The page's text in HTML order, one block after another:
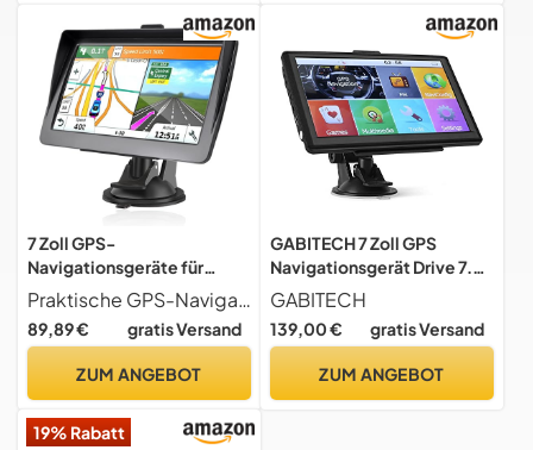
Sprachführung
Sprachsteuerung, GPS
Navigation
7 Zoll GPS-
Navigationsgeräte für
Auto/LKW/Camper 2025​​
mit Europa-Karte –
Sprachführung, POI &
Lebenslange Kostenlose
Praktische GPS-Navigation Intelligente Blitzerwarnungen, akustische Warnungen, Routenplanung, Ansagen von Straßennamen, aktuelle Geschwindigkeit und aktiver Spurhalteassistent, Anzeige der verbleibenden Entfernung, Auskunft über die voraussichtliche Ankunftszeit
89,89 € gratis Versand
ZUM ANGEBOT
GABITECH 7 Zoll GPS
Navigationsgerät Drive 7.0
Navi für LKW, PKW,
Wohnmobil, lebenslange
Updates
GABITECH
139,00 € gratis Versand
ZUM ANGEBOT
19% Rabatt